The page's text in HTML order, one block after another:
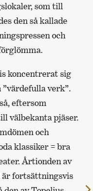
som till
den så kallade
och
koncentrerat sig
verk”.
eftersom
välbekanta pjäser.
och
klassiker = bra
Årtionden av
fortsättningsvis